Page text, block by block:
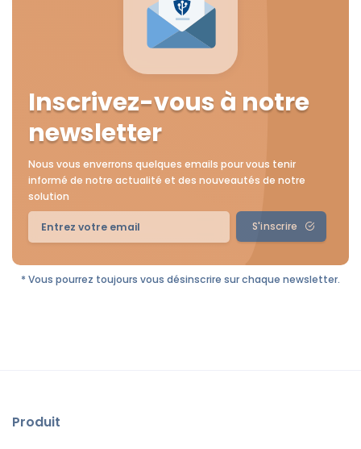
Inscrivez-vous à notre
newsletter
Nous vous enverrons quelques emails pour vous tenir
informé de notre actualité et des nouveautés de notre
solution
S'inscrire
* Vous pourrez toujours vous désinscrire sur chaque newsletter.
Produit